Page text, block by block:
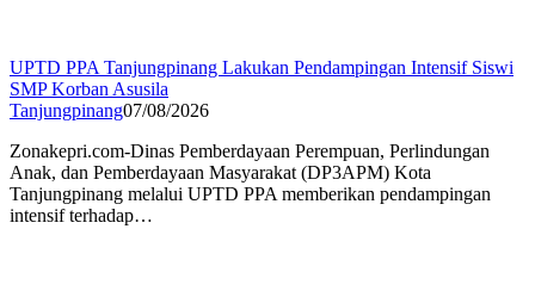
UPTD PPA Tanjungpinang Lakukan Pendampingan Intensif Siswi
SMP Korban Asusila
Tanjungpinang07/08/2026
Zonakepri.com-Dinas Pemberdayaan Perempuan, Perlindungan
Anak, dan Pemberdayaan Masyarakat (DP3APM) Kota
Tanjungpinang melalui UPTD PPA memberikan pendampingan
intensif terhadap…